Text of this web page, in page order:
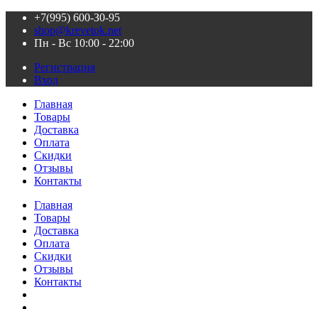
+7(995) 600-З0-95
shop@krevetok.net
Пн - Вс 10:00 - 22:00
Регистрация
Вход
Главная
Товары
Доставка
Оплата
Скидки
Отзывы
Контакты
Главная
Товары
Доставка
Оплата
Скидки
Отзывы
Контакты